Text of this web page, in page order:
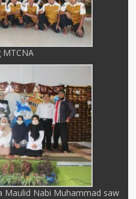
MTCNA
Maulid Nabi Muhammad saw